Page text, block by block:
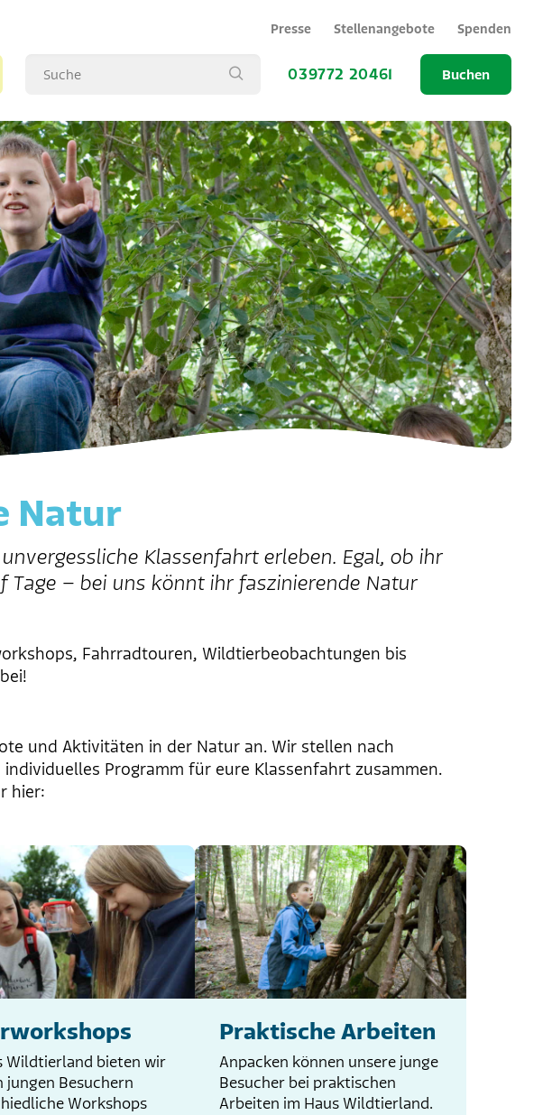
Presse Stellenangebote Spenden
039772 20461 Buchen
Natur
Klassenfahrt erleben. Egal, ob ihr
Tage – bei uns könnt ihr faszinierende Natur
Fahrradtouren, Wildtierbeobachtungen bis
und Aktivitäten in der Natur an. Wir stellen nach
Programm für eure Klassenfahrt zusammen.
hier:
Wildtierland bieten wir
jungen Besuchern
Workshops
Praktische Arbeiten
Anpacken können unsere junge
Besucher bei praktischen
Arbeiten im Haus Wildtierland.